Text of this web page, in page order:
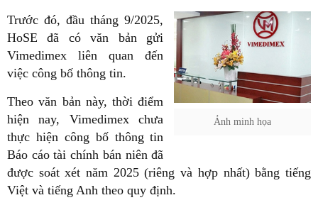
Ảnh minh họa
Trước đó, đầu tháng 9/2025,
HoSE đã có văn bản gửi
Vimedimex liên quan đến
việc công bố thông tin.
Theo văn bản này, thời điểm
hiện nay, Vimedimex chưa
thực hiện công bố thông tin
Báo cáo tài chính bán niên đã
được soát xét năm 2025 (riêng và hợp nhất) bằng tiếng
Việt và tiếng Anh theo quy định.